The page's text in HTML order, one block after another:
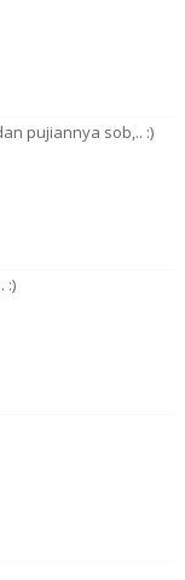
pujiannya sob,.. :)
:)